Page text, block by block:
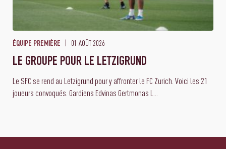
ÉQUIPE PREMIÈRE 01 AOÛT 2026
LE GROUPE POUR LE LETZIGRUND
Le SFC se rend au Letzigrund pour y affronter le FC Zurich. Voici les 21
joueurs convoqués. Gardiens Edvinas Gertmonas L...